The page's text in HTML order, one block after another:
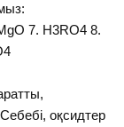
7. H3RO4 8.
оқсидтер